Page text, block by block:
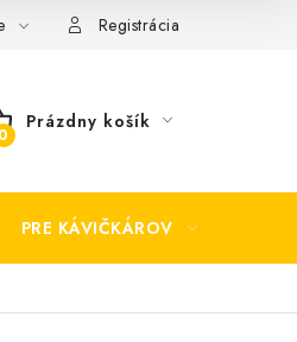
Registrácia
Prázdny košík
PRE KÁVIČKÁROV